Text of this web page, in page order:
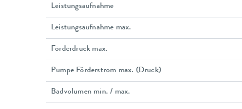
Leistungsaufnahme
Leistungsaufnahme max.
Förderdruck max.
Pumpe Förderstrom max. (Druck)
Badvolumen min. / max.